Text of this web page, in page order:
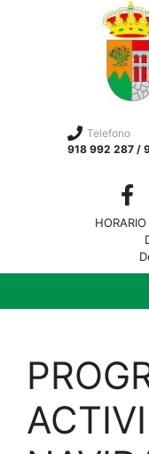
Telefono
918 992 287 /